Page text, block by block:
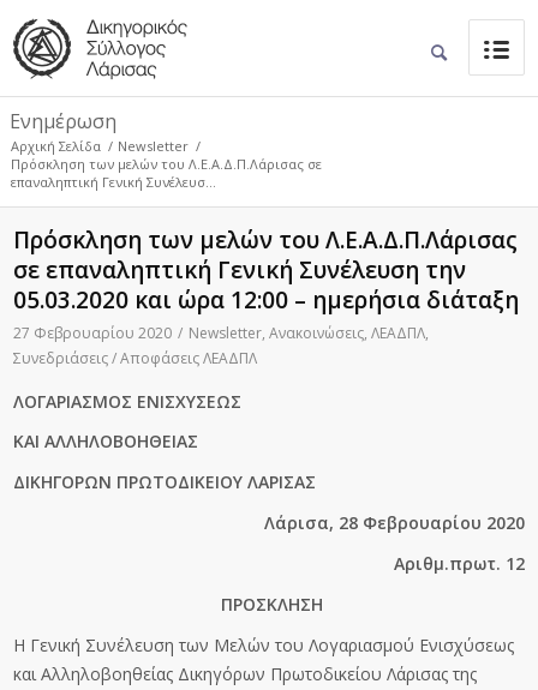
Ενημέρωση
Αρχική Σελίδα / Newsletter /
Πρόσκληση των μελών του Λ.Ε.Α.Δ.Π.Λάρισας σε
επαναληπτική Γενική Συνέλευσ...
Πρόσκληση των μελών του Λ.Ε.Α.Δ.Π.Λάρισας
σε επαναληπτική Γενική Συνέλευση την
05.03.2020 και ώρα 12:00 – ημερήσια διάταξη
27 Φεβρουαρίου 2020 / Newsletter,Ανακοινώσεις,ΛΕΑΔΠΛ,
Συνεδριάσεις / Αποφάσεις ΛΕΑΔΠΛ
ΛΟΓΑΡΙΑΣΜΟΣ ΕΝΙΣΧΥΣΕΩΣ
ΚΑΙ ΑΛΛΗΛΟΒΟΗΘΕΙΑΣ
ΔΙΚΗΓΟΡΩΝ ΠΡΩΤΟΔΙΚΕΙΟΥ ΛΑΡΙΣΑΣ
Λάρισα, 28 Φεβρουαρίου 2020
Αριθμ.πρωτ. 12
ΠΡΟΣΚΛΗΣΗ
Η Γενική Συνέλευση των Μελών του Λογαριασμού Ενισχύσεως
και Αλληλοβοηθείας Δικηγόρων Πρωτοδικείου Λάρισας της